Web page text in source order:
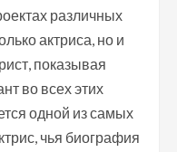
различных
актриса, но и
показывая
во всех этих
одной из самых
чья биография